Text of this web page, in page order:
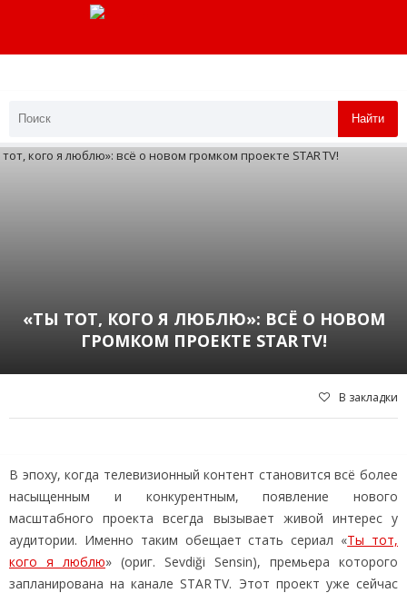
Найти
«ТЫ ТОТ, КОГО Я ЛЮБЛЮ»: ВСЁ О НОВОМ
ГРОМКОМ ПРОЕКТЕ STAR TV!
В закладки
В эпоху, когда телевизионный контент становится всё более
насыщенным и конкурентным, появление нового
масштабного проекта всегда вызывает живой интерес у
аудитории. Именно таким обещает стать сериал «Ты тот,
кого я люблю» (ориг. Sevdiği Sensin), премьера которого
запланирована на канале STAR TV. Этот проект уже сейчас